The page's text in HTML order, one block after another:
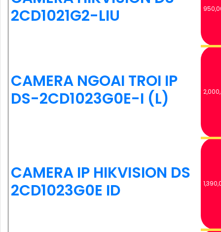
2CD1021G2-LIU
CAMERA NGOAI TROI IP
DS-2CD1023G0E-I (L)
CAMERA IP HIKVISION DS
2CD1023G0E ID